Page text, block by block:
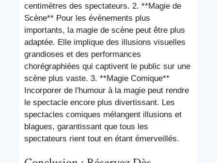
centimètres des spectateurs. 2. **Magie de
Scène** Pour les événements plus
importants, la magie de scène peut être plus
adaptée. Elle implique des illusions visuelles
grandioses et des performances
chorégraphiées qui captivent le public sur une
scène plus vaste. 3. **Magie Comique**
Incorporer de l'humour à la magie peut rendre
le spectacle encore plus divertissant. Les
spectacles comiques mélangent illusions et
blagues, garantissant que tous les
spectateurs rient tout en étant émerveillés.